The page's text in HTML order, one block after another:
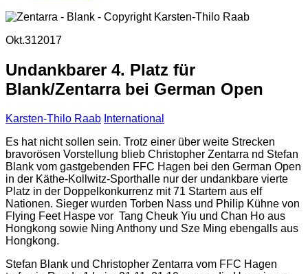
Okt.312017
Undankbarer 4. Platz für
Blank/Zentarra bei German Open
Karsten-Thilo Raab International
Es hat nicht sollen sein. Trotz einer über weite Strecken
bravorösen Vorstellung blieb Christopher Zentarra nd Stefan
Blank vom gastgebenden FFC Hagen bei den German Open
in der Käthe-Kollwitz-Sporthalle nur der undankbare vierte
Platz in der Doppelkonkurrenz mit 71 Startern aus elf
Nationen. Sieger wurden Torben Nass und Philip Kühne von
Flying Feet Haspe vor Tang Cheuk Yiu und Chan Ho aus
Hongkong sowie Ning Anthony und Sze Ming ebengalls aus
Hongkong.
Stefan Blank und Christopher Zentarra vom FFC Hagen